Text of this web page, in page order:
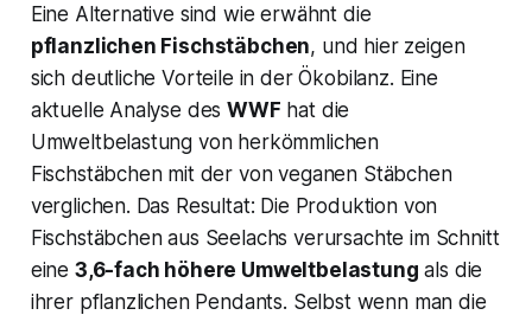
Eine Alternative sind wie erwähnt die
pflanzlichen Fischstäbchen, und hier zeigen
sich deutliche Vorteile in der Ökobilanz. Eine
aktuelle Analyse desWWF hat die
Umweltbelastung von herkömmlichen
Fischstäbchen mit der von veganen Stäbchen
verglichen. Das Resultat: Die Produktion von
Fischstäbchen aus Seelachs verursachte im Schnitt
eine 3,6-fach höhere Umweltbelastung als die
ihrer pflanzlichen Pendants​. Selbst wenn man die